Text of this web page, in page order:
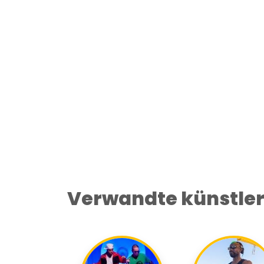
Verwandte künstler